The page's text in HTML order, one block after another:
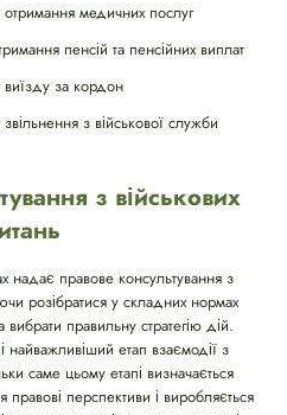
медичних послуг
пенсій та пенсійних виплат
за кордон
з військової служби
з військових
надає правове консультування з
розібратися у складних нормах
вибрати правильну стратегію дій.
етап взаємодії з
саме цьому етапі визначається
перспективи і виробляється